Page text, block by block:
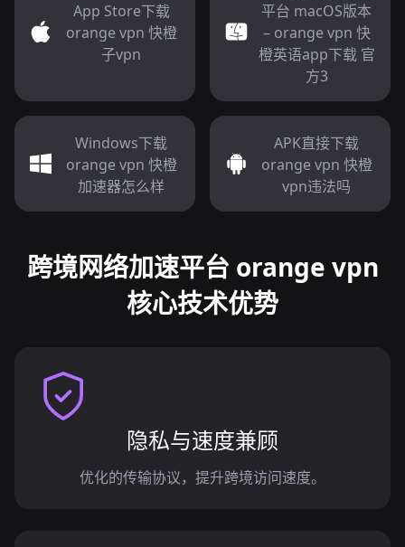
App Store下载
orange vpn 快橙
子vpn
平台 macOS版本
– orange vpn 快
橙英语app下载 官
方3
Windows下载
orange vpn 快橙
加速器怎么样
APK直接下载
orange vpn 快橙
vpn违法吗
跨境网络加速平台 orange vpn
核心技术优势
隐私与速度兼顾
优化的传输协议，提升跨境访问速度。